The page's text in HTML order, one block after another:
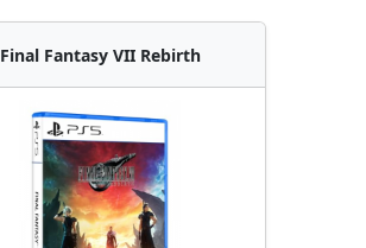
Final Fantasy VII Rebirth